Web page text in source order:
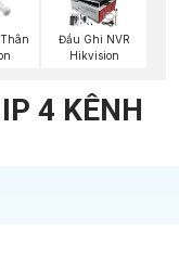
Đầu Ghi NVR
Hikvision
4 KÊNH